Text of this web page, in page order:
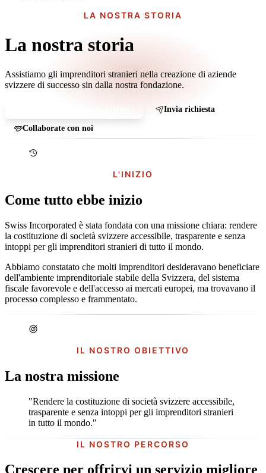
LA NOSTRA STORIA
La nostra storia
Assistiamo gli imprenditori stranieri nella creazione di aziende
svizzere di successo sin dalla nostra fondazione.
Invia richiesta
Collaborate con noi
L'INIZIO
Come tutto ebbe inizio
Swiss Incorporated è stata fondata con una missione chiara: rendere
la costituzione di società svizzere accessibile, trasparente e senza
intoppi per gli imprenditori stranieri di tutto il mondo.
Abbiamo constatato che molti imprenditori desideravano beneficiare
dell'ambiente imprenditoriale stabile della Svizzera, del sistema
fiscale favorevole e dell'accesso ai mercati europei, ma trovavano il
processo complesso e frammentato.
IL NOSTRO OBIETTIVO
La nostra missione
"Rendere la costituzione di società svizzere accessibile,
trasparente e senza intoppi per gli imprenditori stranieri
in tutto il mondo."
IL NOSTRO PERCORSO
Crescere per offrirvi un servizio migliore